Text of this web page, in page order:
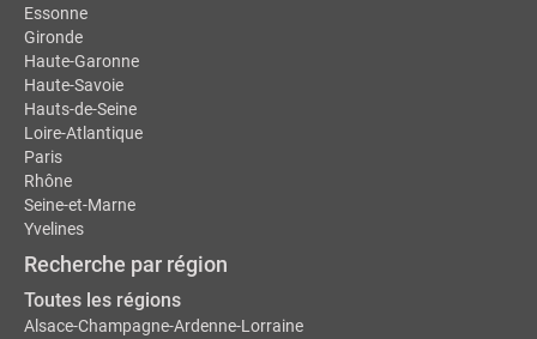
Essonne
Gironde
Haute-Garonne
Haute-Savoie
Hauts-de-Seine
Loire-Atlantique
Paris
Rhône
Seine-et-Marne
Yvelines
Recherche par région
Toutes les régions
Alsace-Champagne-Ardenne-Lorraine